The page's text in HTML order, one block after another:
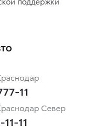
11
Север
11